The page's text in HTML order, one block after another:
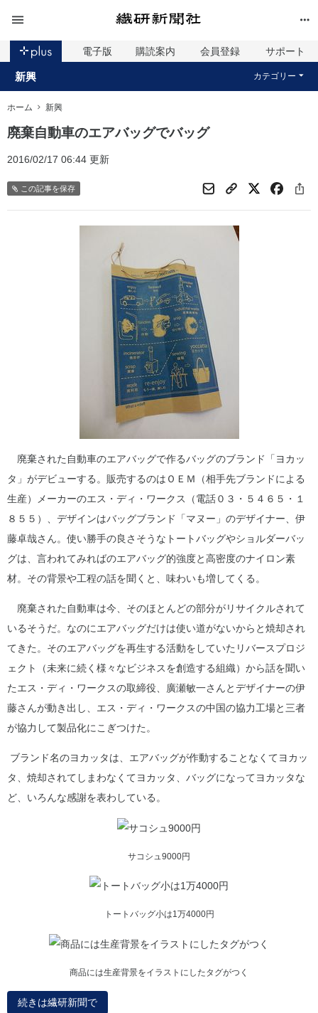
電子版 購読案内 会員登録 サポート
新興 カテゴリー
ホーム 新興
廃棄自動車のエアバッグでバッグ
2016/02/17 06:44 更新
この記事を保存
廃棄された自動車のエアバッグで作るバッグのブランド「ヨカッ
タ」がデビューする。販売するのはＯＥＭ（相手先ブランドによる
生産）メーカーのエス・ディ・ワークス（電話０３・５４６５・１
８５５）、デザインはバッグブランド「マヌー」のデザイナー、伊
藤卓哉さん。使い勝手の良さそうなトートバッグやショルダーバッ
グは、言われてみればのエアバッグ的強度と高密度のナイロン素
材。その背景や工程の話を聞くと、味わいも増してくる。
廃棄された自動車は今、そのほとんどの部分がリサイクルされて
いるそうだ。なのにエアバッグだけは使い道がないからと焼却され
てきた。そのエアバッグを再生する活動をしていたリバースプロジ
ェクト（未来に続く様々なビジネスを創造する組織）から話を聞い
たエス・ディ・ワークスの取締役、廣瀬敏一さんとデザイナーの伊
藤さんが動き出し、エス・ディ・ワークスの中国の協力工場と三者
が協力して製品化にこぎつけた。
ブランド名のヨカッタは、エアバッグが作動することなくてヨカッ
タ、焼却されてしまわなくてヨカッタ、バッグになってヨカッタな
ど、いろんな感謝を表わしている。
サコシュ9000円
トートバッグ小は1万4000円
商品には生産背景をイラストにしたタグがつく
続きは繊研新聞で